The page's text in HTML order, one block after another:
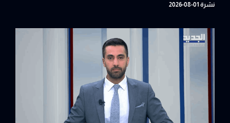
نشرة 01-08-2026